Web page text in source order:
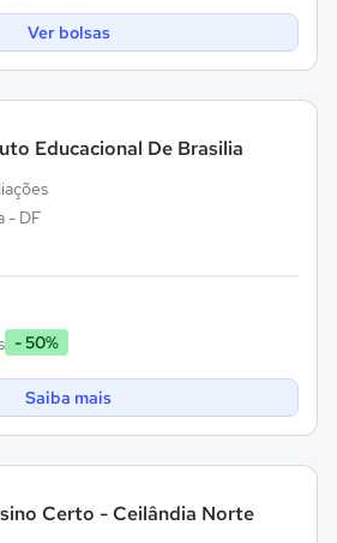
Ver bolsas
Educacional De Brasilia
- DF
- 50%
Saiba mais
Certo - Ceilândia Norte